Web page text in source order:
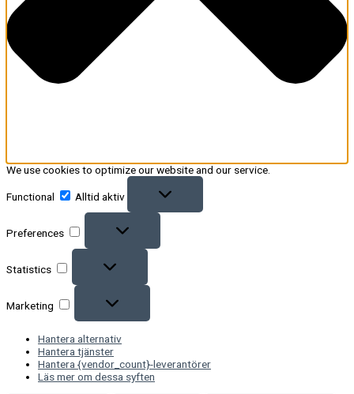
We use cookies to optimize our website and our service.
Functional Alltid aktiv
Preferences
Statistics
Marketing
Hantera alternativ
Hantera tjänster
Hantera {vendor_count}-leverantörer
Läs mer om dessa syften